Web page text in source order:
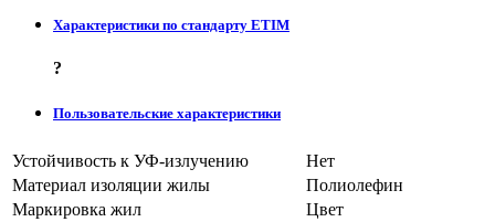
Характеристики по стандарту ETIM
?
Пользовательские характеристики
Устойчивость к УФ-излучению
Нет
Материал изоляции жилы
Полиолефин
Маркировка жил
Цвет